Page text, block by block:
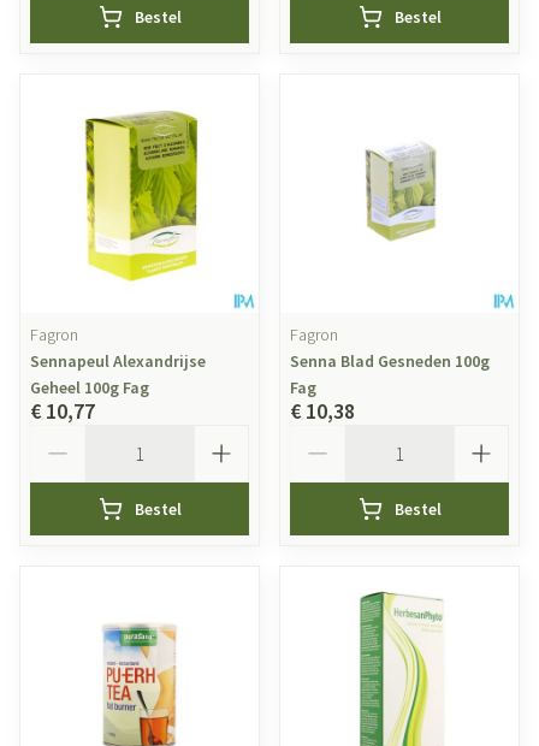
Bestel Bestel
Fagron
Sennapeul Alexandrijse
Geheel 100g Fag
€ 10,77
Bestel
Fagron
Senna Blad Gesneden 100g
Fag
€ 10,38
Bestel